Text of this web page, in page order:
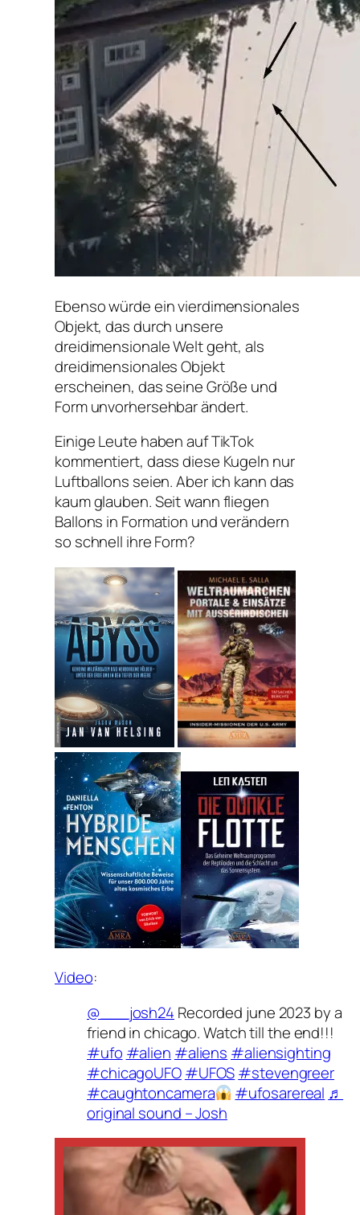
Ebenso würde ein vierdimensionales
Objekt, das durch unsere
dreidimensionale Welt geht, als
dreidimensionales Objekt
erscheinen, das seine Größe und
Form unvorhersehbar ändert.
Einige Leute haben auf TikTok
kommentiert, dass diese Kugeln nur
Luftballons seien. Aber ich kann das
kaum glauben. Seit wann fliegen
Ballons in Formation und verändern
so schnell ihre Form?
Video:
@___josh24 Recorded june 2023 by a
friend in chicago. Watch till the end!!!
#ufo #alien #aliens #aliensighting
#chicagoUFO#UFOS#stevengreer
#caughtoncamera
#ufosarereal ♬
original sound – Josh